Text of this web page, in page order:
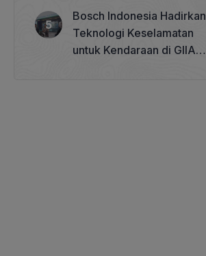
Bosch Indonesia Hadirkan
Teknologi Keselamatan
untuk Kendaraan di GIIAS